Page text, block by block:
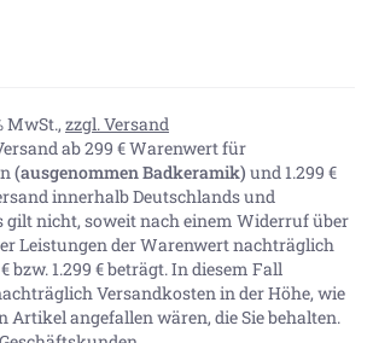
MwSt., zzgl. Versand
ab 299 € Warenwert für
(ausgenommen Badkeramik) und 1.299 €
innerhalb Deutschlands und
gilt nicht, soweit nach einem Widerruf über
Leistungen der Warenwert nachträglich
bzw. 1.299 € beträgt. In diesem Fall
Versandkosten in der Höhe, wie
Artikel angefallen wären, die Sie behalten.